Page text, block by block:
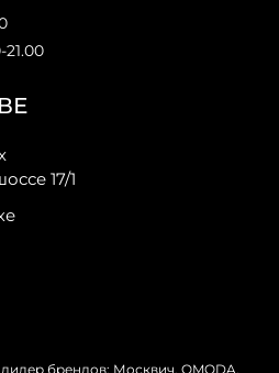
17/1
брендов: Москвич, OMODA,